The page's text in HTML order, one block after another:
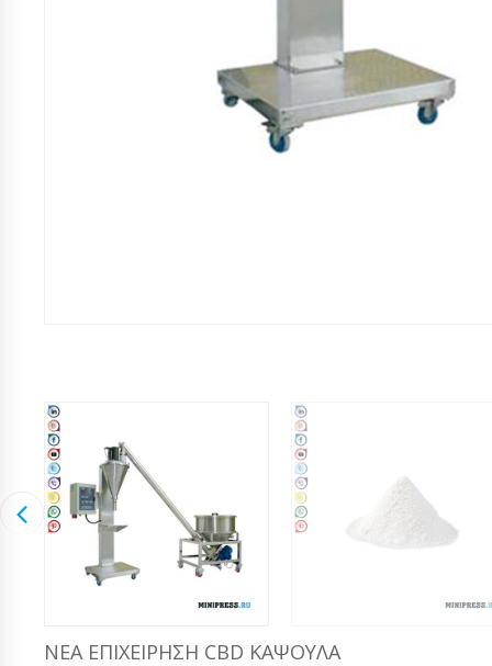
ΝΈΑ ΕΠΙΧΕΊΡΗΣΗ CBD ΚΆΨΟΥΛΑ